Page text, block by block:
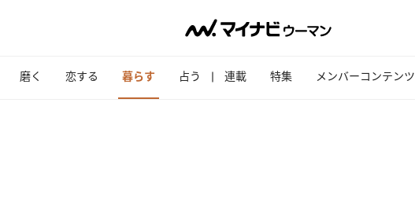
磨く 恋する 暮らす 占う 連載 特集 メンバーコンテンツ